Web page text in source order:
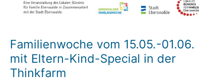
Familienwoche vom 15.05.-01.06.
mit Eltern-Kind-Special in der
Thinkfarm